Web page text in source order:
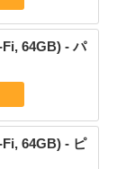
64GB) - パ
64GB) - ピ